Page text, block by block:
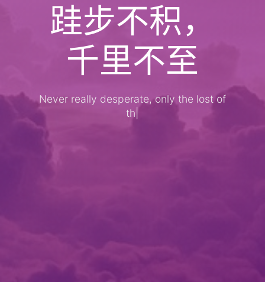
跬步不积，
千里不至
Never really desperate, only the lost of
the sou